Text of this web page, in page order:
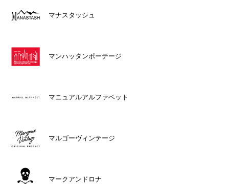
マナスタッシュ
マンハッタンポーテージ
マニュアルアルファベット
マルゴーヴィンテージ
マークアンドロナ